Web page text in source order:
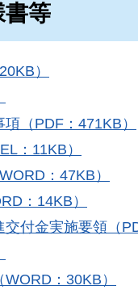
書等
）
（PDF：471KB）
：11KB）
：47KB）
：14KB）
付金実施要領（
：30KB）